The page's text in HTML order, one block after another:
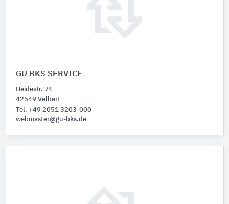
GU BKS SERVICE
Heidestr. 71
42549 Velbert
Tel. +49 2051 3203-000
webmaster@gu-bks.de